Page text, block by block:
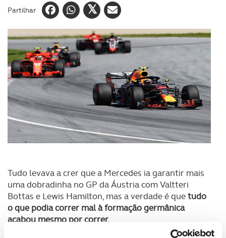
Partilhar
Tudo levava a crer que a Mercedes ia garantir mais
uma dobradinha no GP da Áustria com Valtteri
Bottas e Lewis Hamilton, mas a verdade é quetudo
o que podia correr mal à formação germânica
acabou mesmo por correr.